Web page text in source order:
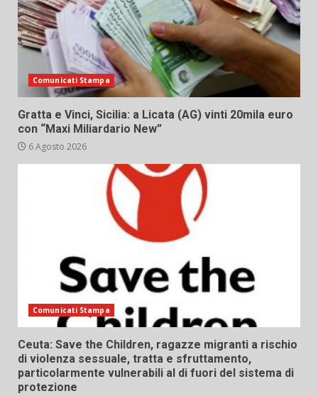
Comunicati Stampa
Gratta e Vinci, Sicilia: a Licata (AG) vinti 20mila euro
con “Maxi Miliardario New”
6 Agosto 2026
Comunicati Stampa
Ceuta: Save the Children, ragazze migranti a rischio
di violenza sessuale, tratta e sfruttamento,
particolarmente vulnerabili al di fuori del sistema di
protezione